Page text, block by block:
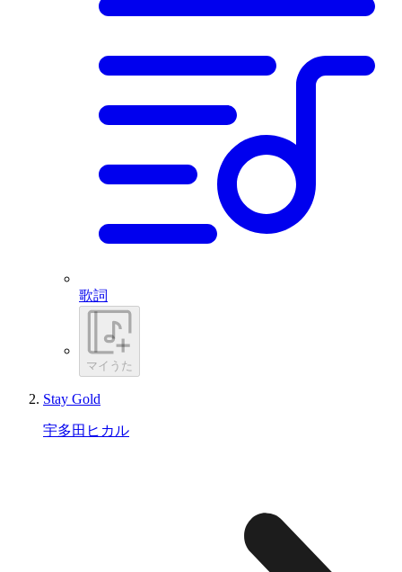
歌詞
マイうた
Stay Gold
宇多田ヒカル